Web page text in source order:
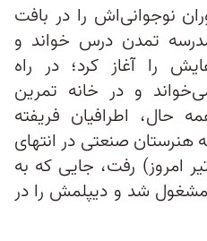
نوجوانی‌اش را در بافت
تمدن درس خواند و
را آغاز کرد؛ در راه
و در خانه تمرین
حال، اطرافیان فریفته
صنعتی در انتهای
قوام‌السلطنه (۳۰ تیر امروز) رفت، جایی که به
شد و دیپلمش را در